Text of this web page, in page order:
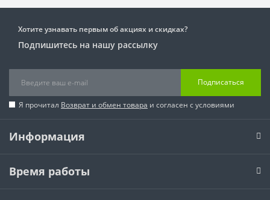
Хотите узнавать первым об акциях и скидках?
Подпишитесь на нашу рассылку
Подписаться
Я прочитал Возврат и обмен товара и согласен с условиями
Информация
Время работы